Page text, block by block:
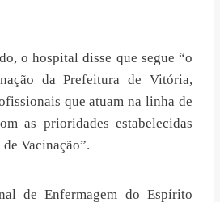
o hospital disse que segue “o
da Prefeitura de Vitória,
que atuam na linha de
as prioridades estabelecidas
Vacinação”.
de Enfermagem do Espírito